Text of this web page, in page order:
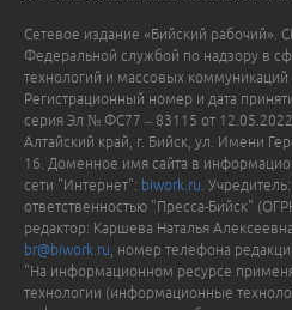
Сетевое издание «Бийский рабочий».
Федеральной службой по надзору в
технологий и массовых коммуникаций
Регистрационный номер и дата
серия Эл № ФС77 – 83115 от
Алтайский край, г. Бийск, ул. Имени
16. Доменное имя сайта в
сети "Интернет": biwork.ru .
ответственностью "Пресса-Бийск"
редактор: Каршева Наталья
br@biwork.ru , номер телефона
"На информационном ресурсе
технологии (информационные